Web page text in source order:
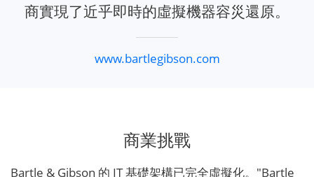
商實現了近乎即時的虛擬機器容災還原。
www.bartlegibson.com
商業挑戰
Bartle & Gibson 的 IT 基礎架構已完全虛擬化。"Bartle